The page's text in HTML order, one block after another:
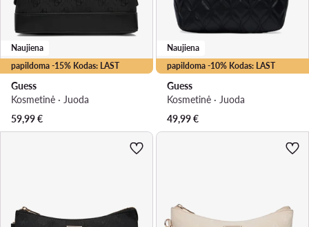
papildoma -15% Kodas: LAST
Naujiena
Guess
Kosmetinė · Juoda
59,99€
papildoma -10% Kodas: LAST
Naujiena
Guess
Kosmetinė · Juoda
49,99€